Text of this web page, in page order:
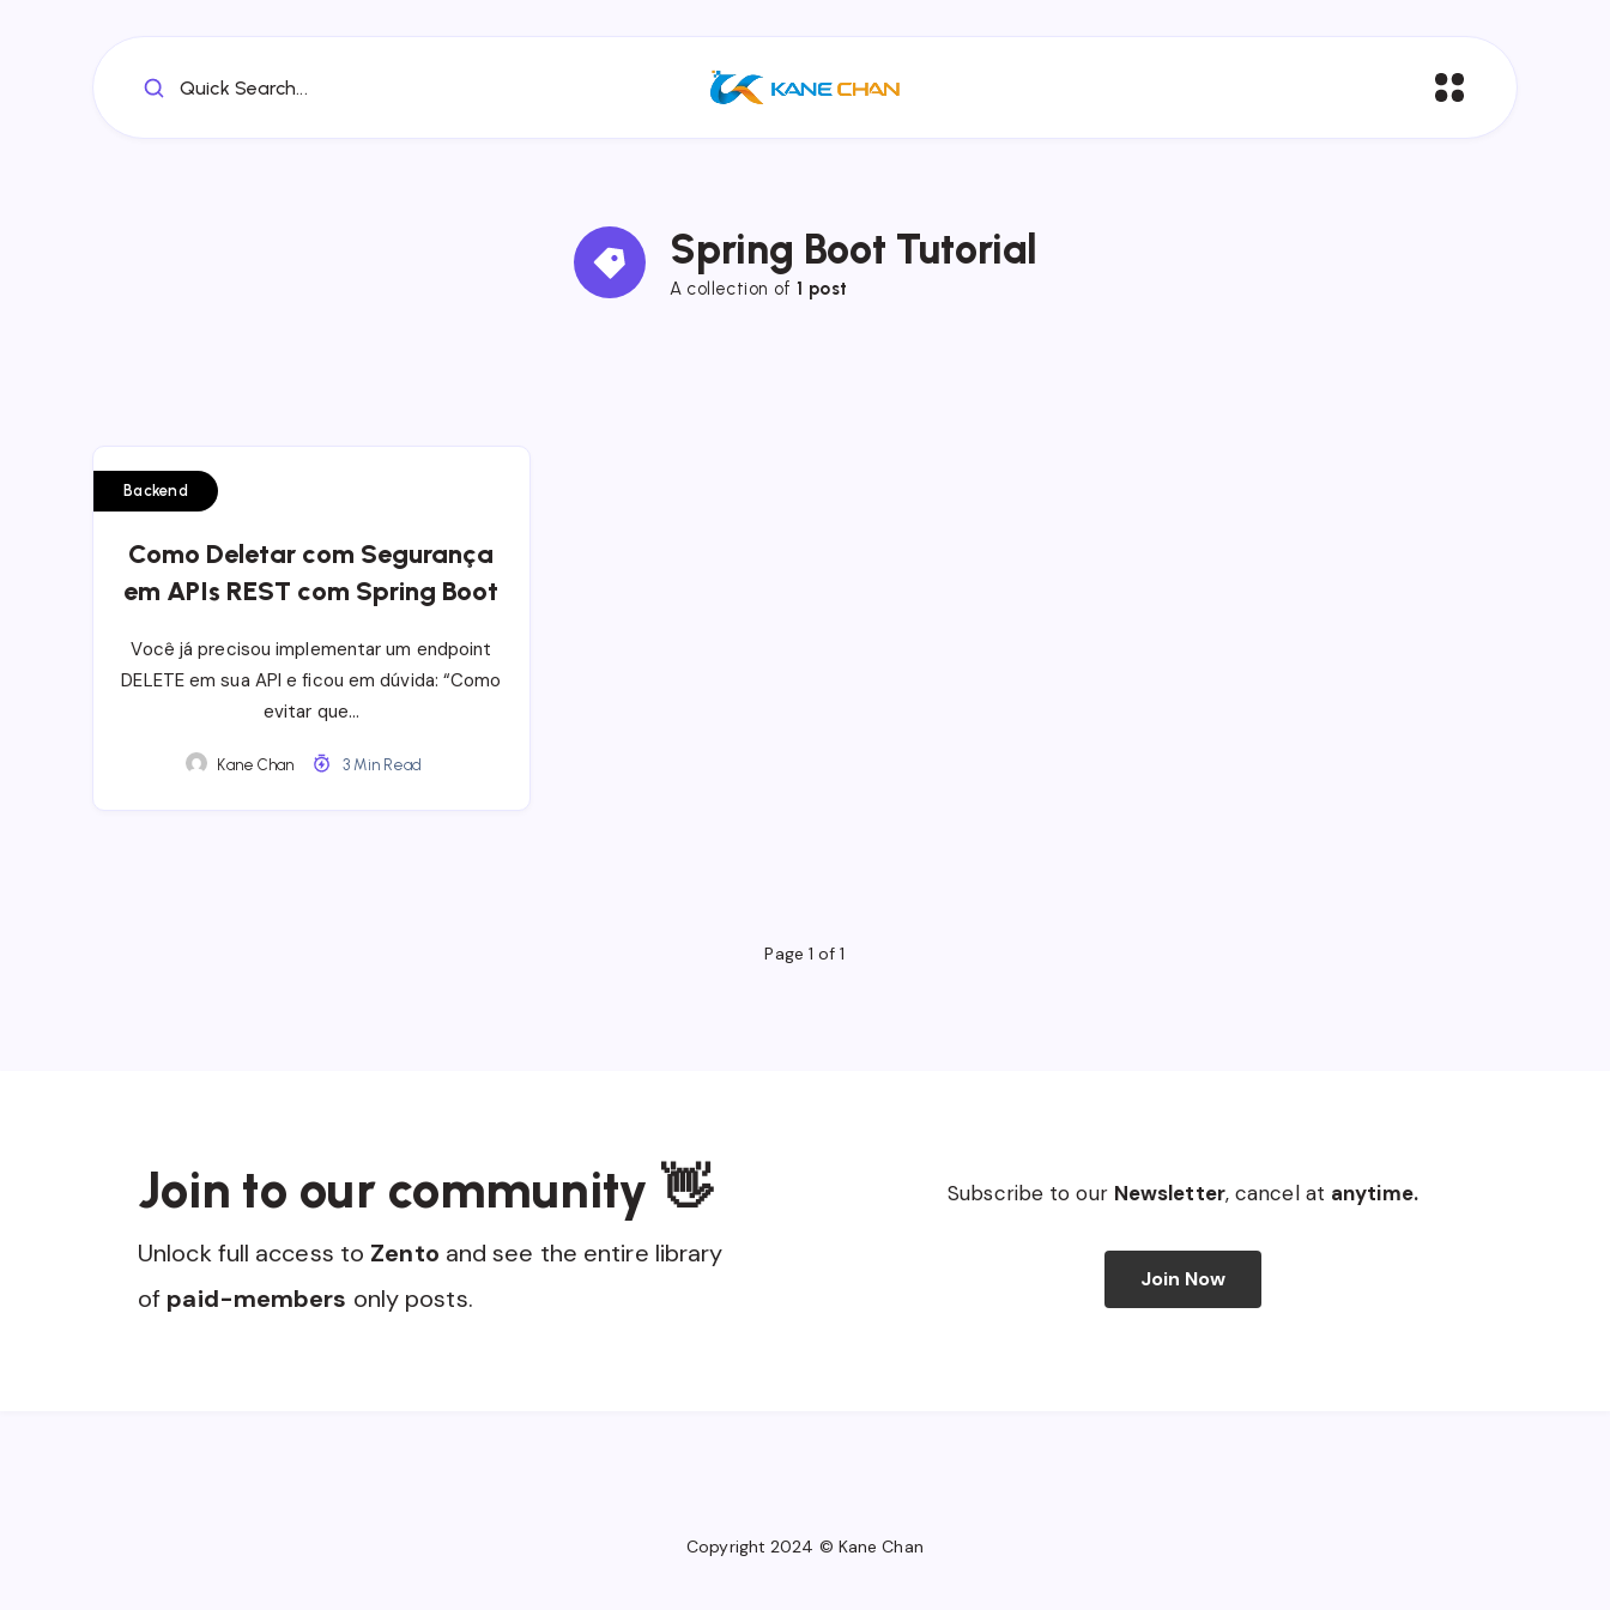
Quick Search...
Spring Boot Tutorial
A collection of 1 post
Backend
Como Deletar com Segurança
em APIs REST com Spring Boot
Você já precisou implementar um endpoint
DELETE em sua API e ficou em dúvida: “Como
evitar que…
Kane Chan 3 Min Read
Page 1 of 1
Join to our community 👋
Unlock full access to Zento and see the entire library
of paid-members only posts.
Subscribe to our Newsletter, cancel at anytime.
Join Now
Copyright 2024 © Kane Chan